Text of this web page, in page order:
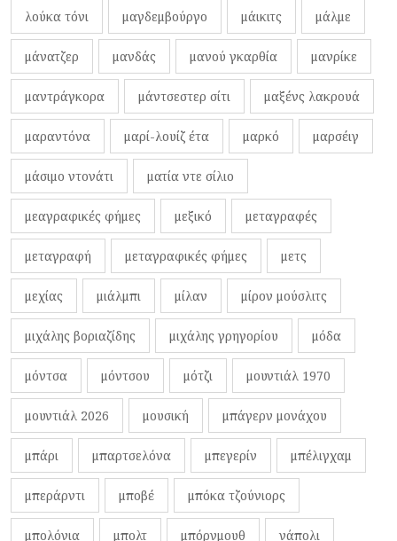
λούκα τόνι μαγδεμβούργο μάικιτς μάλμε
μάνατζερ μανδάς μανού γκαρθία μανρίκε
μαντράγκορα μάντσεστερ σίτι μαξένς λακρουά
μαραντόνα μαρί-λουίζ έτα μαρκό μαρσέιγ
μάσιμο ντονάτι ματία ντε σίλιο
μεαγραφικές φήμες μεξικό μεταγραφές
μεταγραφή μεταγραφικές φήμες μετς
μεχίας μιάλμπι μίλαν μίρον μούσλιτς
μιχάλης βοριαζίδης μιχάλης γρηγορίου μόδα
μόντσα μόντσου μότζι μουντιάλ 1970
μουντιάλ 2026 μουσική μπάγερν μονάχου
μπάρι μπαρτσελόνα μπεγερίν μπέλιγχαμ
μπεράρντι μποβέ μπόκα τζούνιορς
μπολόνια μπολτ μπόρνμουθ νάπολι